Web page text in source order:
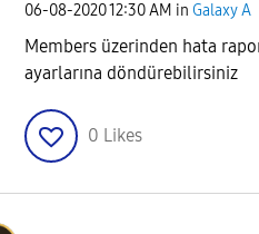
‎06-08-202012:30 AM in Galaxy A
Members üzerinden hata
ayarlarına döndürebilirsiniz
0 Likes